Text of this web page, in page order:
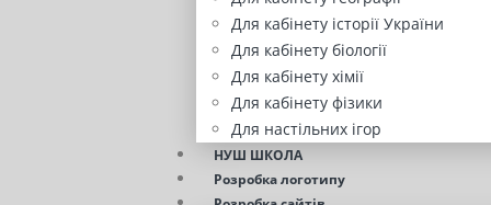
Для кабінету історії України
Для кабінету біології
Для кабінету хімії
Для кабінету фізики
Для настільних ігор
НУШ ШКОЛА
Розробка логотипу